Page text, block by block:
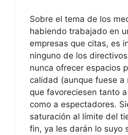
Sobre el tema de los
habiendo trabajado en
empresas que citas, es
ninguno de los
nunca ofrecer espacios
calidad (aunque fuese a
que favoreciesen tanto
como a espectadores.
saturación al límite del
fin, ya les darán lo suyo